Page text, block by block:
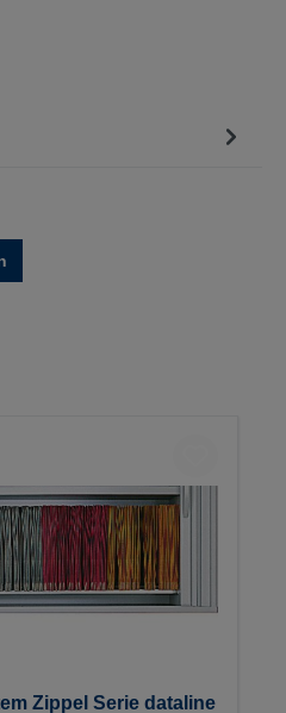
Zippel Serie dataline